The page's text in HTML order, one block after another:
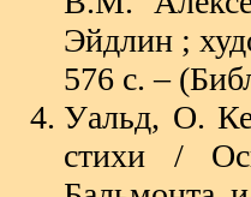
Эйдлин ;
576 с. –
Уальд, О.
стихи /